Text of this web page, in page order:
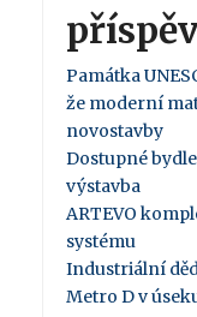
Památka
že moderní
novostavby
Dostupné
výstavba
ARTEVO
systému
Industriální
Metro D v